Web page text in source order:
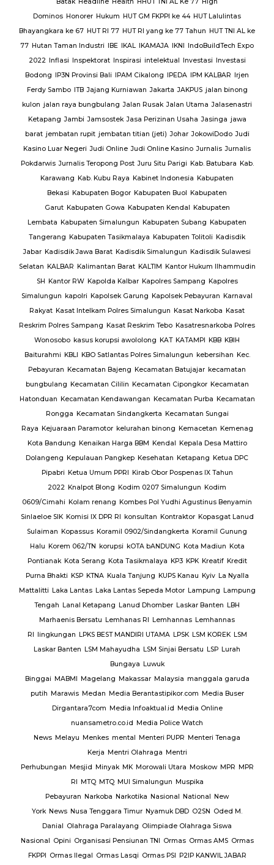
Dominos Honorer Hukum HUT GM FKPPI ke 44 HUT Lalulintas
Bhayangkara ke 67 HUT RI 77 HUT RI yang ke 77 Tahun HUT TNI AL ke
77 Hutan Taman Industri IBE IKAL IKAMAJA IKNI IndoBuildTech Expo
2022 Inflasi Inspektorat Inspirasi intelektual Investasi Investasi
Bodong IP3N Provinsi Bali IPAM Cikalong IPEDA IPM KALBAR Irjen
Ferdy Sambo ITB Jajang Kurniawan Jakarta JAKPUS jalan binong
kulon jalan raya bungbulang Jalan Rusak Jalan Utama Jalasenastri
Ketapang Jambi Jamsostek Jasa Perizinan Usaha Jasinga jawa
barat jembatan rupit jembatan titian (jeti) Johar JokowiDodo Judi
Kasino Luar Negeri Judi Online Judi Online Kasino Jurnalis Jurnalis
Pokdarwis Jurnalis Teropong Post Juru Situ Parigi Kab. Batubara Kab.
Karawang Kab. Kubu Raya Kabinet Indonesia Kabupaten
Bekasi Kabupaten Bogor Kabupaten Buol Kabupaten
Garut Kabupaten Gowa Kabupaten Kendal Kabupaten
Lembata Kabupaten Simalungun Kabupaten Subang Kabupaten
Tangerang Kabupaten Tasikmalaya Kabupaten Tolitoli Kadisdik
Jabar Kadisdik Jawa Barat Kadisdik Simalungun Kadisdik Sulawesi
Selatan KALBAR Kalimantan Barat KALTIM Kantor Hukum Ilhammudin
SH Kantor RW Kapolda Kalbar Kapolres Sampang Kapolres
Simalungun kapolri Kapolsek Garung Kapolsek Pebayuran Karnaval
Rakyat Kasat Intelkam Polres Simalungun Kasat Narkoba Kasat
Reskrim Polres Sampang Kasat Reskrim Tebo Kasatresnarkoba Polres
Wonosobo kasus korupsi awololong KAT KATAMPI KBB KBIH
Baiturahmi KBLI KBO Satlantas Polres Simalungun kebersihan Kec.
Pebayuran Kecamatan Bajeng Kecamatan Batujajar kecamatan
bungbulang Kecamatan Cililin Kecamatan Cipongkor Kecamatan
Hatonduan Kecamatan Kendawangan Kecamatan Purba Kecamatan
Rongga Kecamatan Sindangkerta Kecamatan Sungai
Raya Kejuaraan Paramotor kelurahan binong Kemacetan Kemenag
Kota Bandung Kenaikan Harga BBM Kendal Kepala Desa Mattiro
Dolangeng Kepulauan Pangkep Kesehatan Ketapang Ketua DPC
Pipabri Ketua Umum PPRI Kirab Obor Pospenas IX Tahun
2022 Knalpot Blong Kodim 0207 Simalungun Kodim
0609/Cimahi Kolam renang Kombes Pol Yudhi Agustinus Benyamin
Sinlaeloe SIK Komisi IX DPR RI konsultan Kontraktor Kopasgat Lanud
Sulaiman Kopassus Koramil 0902/Sindangkerta Koramil Gunung
Halu Korem 062/TN korupsi kOTA bANDUNG Kota Madiun Kota
Pontianak Kota Serang Kota Tasikmalaya KP3 KPK Kreatif Kredit
Purna Bhakti KSP KTNA Kuala Tanjung KUPS Kanau Kyiv La Nyalla
Mattalitti Laka Lantas Laka Lantas Sepeda Motor Lampung Lampung
Tengah Lanal Ketapang Lanud Dhomber Laskar Banten LBH
Marhaenis Bersatu Lemhanas RI Lemhannas Lemhannas
RI lingkungan LPKS BEST MANDIRI UTAMA LPSK LSM KOREK LSM
Laskar Banten LSM Mahayudha LSM Sinjai Bersatu LSP Lurah
Bungaya Luwuk
Binggai MABMI Magelang Makassar Malaysia manggala garuda
putih Marawis Medan Media Berantastipikor.com Media Buser
Dirgantara7com Media Infoaktual.id Media Online
nuansametro.co.id Media Police Watch
News Melayu Menkes mental Menteri PUPR Menteri Tenaga
Kerja Mentri Olahraga Mentri
Perhubungan Mesjid Minyak MK Morowali Utara Moskow MPR MPR
RI MTQ MTQ MUI Simalungun Muspika
Pebayuran Narkoba Narkotika Nasional National New
York News Nusa Tenggara Timur Nyamuk DBD O2SN Oded M.
Danial Olahraga Paralayang Olimpiade Olahraga Siswa
Nasional Opini Organisasi Pensiunan TNI Ormas Ormas AMS Ormas
FKPPI Ormas Ilegal Ormas Lasqi Ormas PSI P2IP KANWIL JABAR